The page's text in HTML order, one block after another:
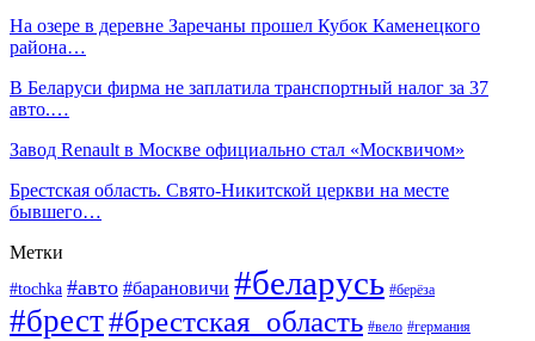
На озере в деревне Заречаны прошел Кубок Каменецкого
района…
В Беларуси фирма не заплатила транспортный налог за 37
авто.…
Завод Renault в Москве официально стал «Москвичом»
Брестская область. Свято-Никитской церкви на месте
бывшего…
Метки
#tochka #авто #барановичи #беларусь #берёза
#брест#брестская_область #вело #германия